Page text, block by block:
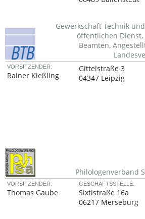
Gewerkschaft Technik
öffentlichen
Beamten,
VORSITZENDER:
Rainer Kießling
Gittelstraße 3
04347 Leipzig
Philologenverband
VORSITZENDER:
Thomas Gaube
GESCHÄFTSSTELLE:
Sixtistraße 16a
06217 Merseburg